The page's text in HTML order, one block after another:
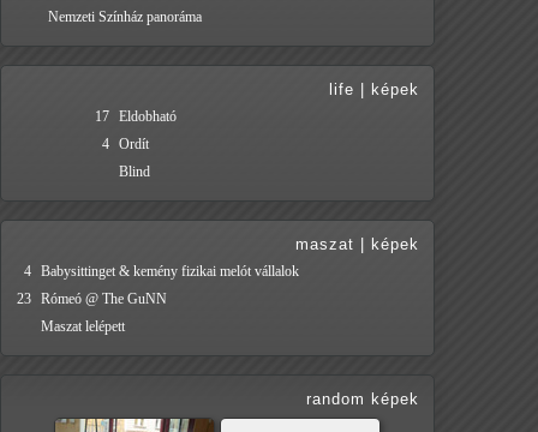
Nemzeti Színház panoráma
life képek
17 Eldobható
4 Ordít
Blind
maszat képek
4 Babysittinget & kemény fizikai melót vállalok
23 Rómeó @ The GuNN
Maszat lelépett
random képek